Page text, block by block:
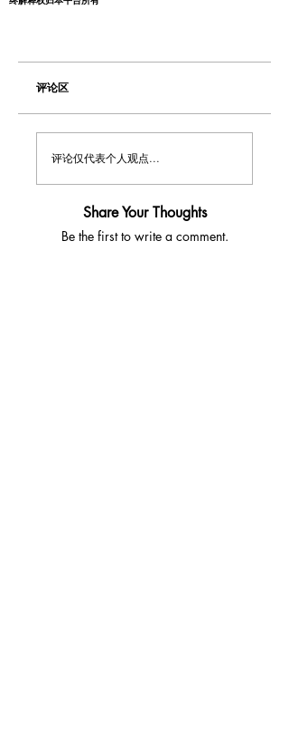
评论区
评论仅代表个人观点...
Share Your Thoughts
Be the first to write a comment.